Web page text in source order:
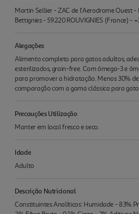
Martin Sellier - ZAC de l'Aerodrome Ouest -
Bettignies - 59220 ROUVIGNIES (France) -
Alegações
Alimento completo para gatos adultos,
esterilizados, grain-free. Com ómega-3 e
para promover a hidratação. Menos 30%
comparação com a gama clássica para
Precauções Utilização
Manter em local fresco e seco.
Idade
Adulto
Descrição Nutricional
Constituintes Analíticos: Humidade - 83%